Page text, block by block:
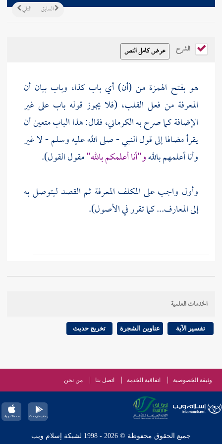
التالي السابق
الشرح
هو بفتح الهمزة من (أن) أي باب كذا، وباب بيان أن
المعرفة من فعل القلب، (فلا يجوز قوله باب على غير
الإضافة كما صرح به الكرماني، فقال: هذا الباب متعين أن
يقرأ مضافا إلى قول النبي - صلى الله عليه وسلم - لا غير
وأنا أعلمهم باللهو"أنا أعلمكم بالله"مقول القول).
وأول واجب على المكلف المعرفة ثم القصد ليتوصل به
إلى المعارف... كما تقرر في الأصول).
الخدمات العلمية
تفسير الآية عناوين الشجرة تخريج حديث
وثيقة الخصوصية اتفاقية الخدمة اتصل بنا من نحن
جميع الحقوق محفوظة © 2026 - 1998 لشبكة إسلام ويب